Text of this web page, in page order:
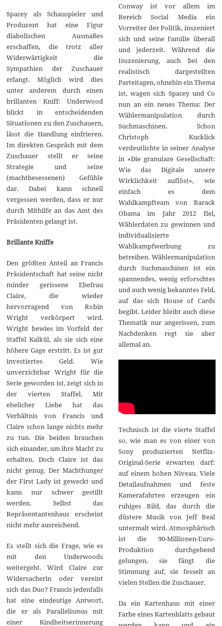
Spacey als Schauspieler und
Produzent hat eine Figur
diabolischen Ausmaßes
erschaffen, die trotz aller
Widerwärtigkeit die
Sympathien der Zuschauer
erlangt. Möglich wird dies
unter anderem durch einen
brillanten Kniff: Underwood
blickt in entscheidenden
Situationen zu den Zuschauern,
lässt die Handlung einfrieren.
Im direkten Gespräch mit dem
Zuschauer stellt er seine
Strategie und seine
(machtbesessenen) Gefühle
dar. Dabei kann schnell
vergessen werden, dass er nur
durch Mithilfe an das Amt des
Präsidenten gelangt ist.
Brillante Kniffe
Den größten Anteil an Francis
Präsidentschaft hat seine nicht
minder gerissene Ehefrau
Claire, die wieder
hervorragend von Robin
Wright verkörpert wird.
Wright bewies im Vorfeld der
Staffel Kalkül, als sie sich eine
höhere Gage erstritt. Es ist gut
investiertes Geld. Wie
unverzichtbar Wright für die
Serie geworden ist, zeigt sich in
der vierten Staffel. Mit
ehelicher Liebe hat das
Verhältnis von Francis und
Claire schon lange nichts mehr
zu tun. Die beiden brauchen
sich einander, um ihre Macht zu
erhalten. Doch Claire ist das
nicht genug. Der Machthunger
der First Lady ist geweckt und
kann nur schwer gestillt
werden. Selbst das
Repräsentantenhaus erscheint
nicht mehr ausreichend.
Es stellt sich die Frage, wie es
mit den Underwoods
weitergeht. Wird Claire zur
Widersacherin oder vereint
sich das Duo? Francis jedenfalls
hat eine eindeutige Antwort,
die er als Parallelismus mit
einer Kindheitserinnerung
Conway ist vor allem im
Bereich Social Media ein
Vorreiter der Politik, inszeniert
sich und seine Familie überall
und jederzeit. Während die
Inszenierung, auch bei den
realistisch dargestellten
Parteitagen, ohnehin ein Thema
ist, wagen sich Spacey und Co
nun an ein neues Thema: Der
Wählermanipulation durch
Suchmaschinen. Schon
Christoph Kucklick
verdeutlichte in seiner Analyse
in »Die granulare Gesellschaft:
Wie das Digitale unsere
Wirklichkeit auflöst«, wie
einfach es dem
Wahlkampfteam von Barack
Obama im Jahr 2012 fiel,
Wählerdaten zu gewinnen und
individualisierte
Wahlkampfwerbung zu
betreiben. Wählermanipulation
durch Suchmaschinen ist ein
spannendes, wenig erforschtes
und auch wenig bekanntes Feld,
auf das sich House of Cards
begibt. Leider bleibt auch diese
Thematik nur angerissen, zum
Nachdenken regt sie aber
allemal an.
Technisch ist die vierte Staffel
so, wie man es von einer von
Sony produzierten Netflix-
Original-Serie erwarten darf:
auf einem hohen Niveau. Viele
Detailaufnahmen und feste
Kamerafahrten erzeugen ein
ruhiges Bild, das durch die
düstere Musik von Jeff Beal
untermalt wird. Atmosphärisch
ist die 90-Millionen-Euro-
Produktion durchgehend
gelungen, sie fängt die
Stimmung auf, sie fesselt an
vielen Stellen die Zuschauer.
Da ein Kartenhaus mit einer
Farbe eines Kartenblatts gebaut